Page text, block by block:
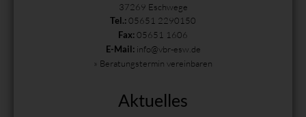
37269 Eschwege
Tel.: 05651 2290150
Fax: 05651 1606
E-Mail: info@vbr-esw.de
» Beratungstermin vereinbaren
Aktuelles